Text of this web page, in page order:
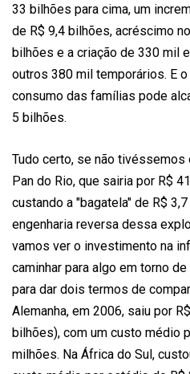
33 bilhões para cima, um
de R$ 9,4 bilhões, acréscimo
bilhões e a criação de 330 mil
outros 380 mil temporários. E
consumo das famílias pode
5 bilhões.
Tudo certo, se não
Pan do Rio, que sairia por R$
custando a "bagatela" de R$
engenharia reversa dessa
vamos ver o investimento na
caminhar para algo em torno
para dar dois termos de
Alemanha, em 2006, saiu por
bilhões), com um custo médio
milhões. Na África do Sul,